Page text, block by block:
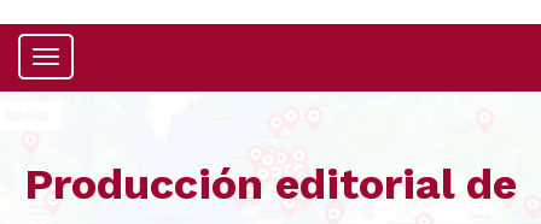
Menú
Producción editorial de